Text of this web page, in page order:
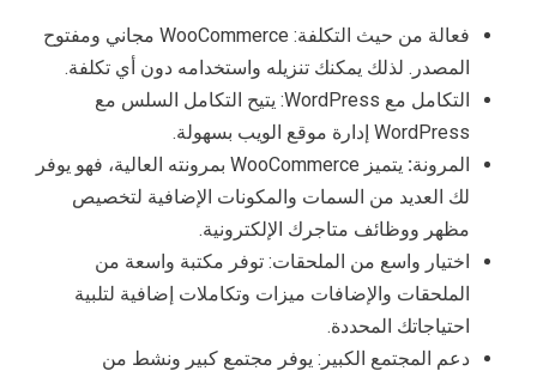
فعالة من حيث التكلفة: WooCommerce مجاني ومفتوح
المصدر. لذلك يمكنك تنزيله واستخدامه دون أي تكلفة.
التكامل مع WordPress: يتيح التكامل السلس مع
WordPress إدارة موقع الويب بسهولة.
المرونة:
يتميز WooCommerce بمرونته العالية، فهو يوفر
لك العديد من السمات والمكونات الإضافية لتخصيص
مظهر ووظائف متاجرك الإلكترونية.
اختيار واسع من الملحقات: توفر مكتبة واسعة من
الملحقات والإضافات ميزات وتكاملات إضافية لتلبية
احتياجاتك المحددة.
دعم المجتمع الكبير: يوفر مجتمع كبير ونشط من